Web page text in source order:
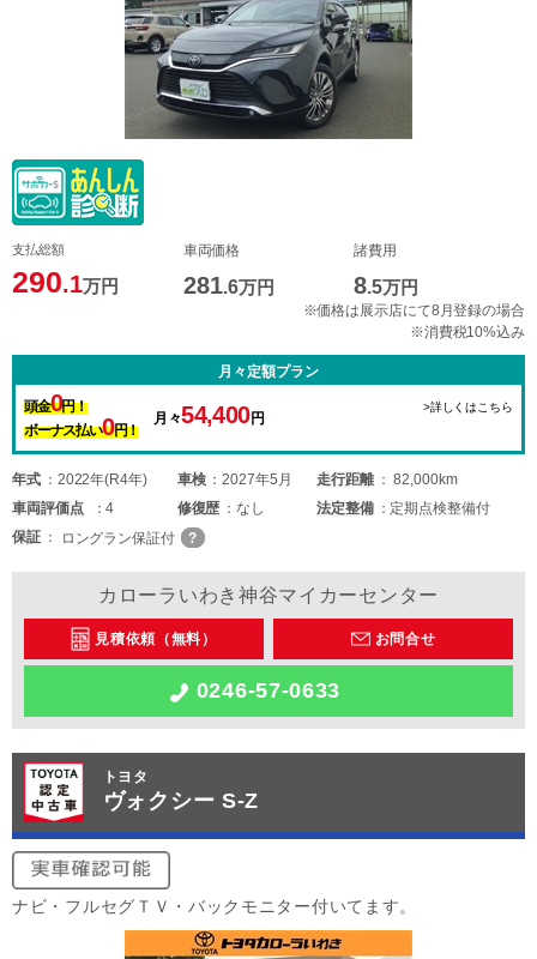
支払総額
290.1万円
車両価格
281.6万円
諸費用
8.5万円
※価格は展示店にて8月登録の場合
※消費税10%込み
月々定額プラン
頭金0円！
ボーナス払い0円！
月々54,400円
>詳しくはこちら
年式 2022年(R4年) 車検 2027年5月 走行距離
82,000km
車両評価点 4 修復歴 なし 法定整備
定期点検整備付
保証
ロングラン保証付
カローラいわき神谷マイカーセンター
見積依頼（無料） お問合せ
0246-57-0633
トヨタ
ヴォクシー S-Z
ナビ・フルセグＴＶ・バックモニター付いてます。